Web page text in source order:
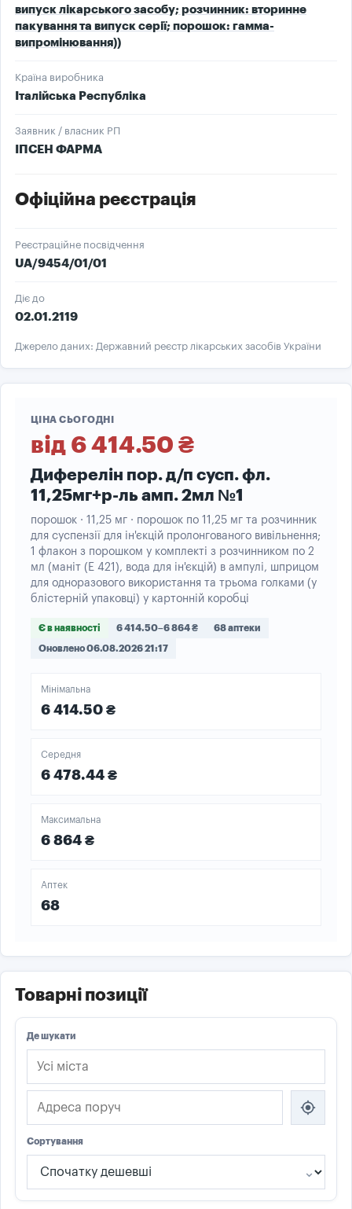
випуск лікарського засобу; розчинник: вторинне
пакування та випуск серії; порошок: гамма-
випромінювання))
Країна виробника
Італійська Республіка
Заявник / власник РП
ІПСЕН ФАРМА
Офіційна реєстрація
Реєстраційне посвідчення
UA/9454/01/01
Діє до
02.01.2119
Джерело даних: Державний реєстр лікарських засобів України
ЦІНА СЬОГОДНІ
від 6 414.50 ₴
Диферелін пор. д/п сусп. фл.
11,25мг+р-ль амп. 2мл №1
порошок · 11,25 мг · порошок по 11,25 мг та розчинник
для суспензії для ін'єкцій пролонгованого вивільнення;
1 флакон з порошком у комплекті з розчинником по 2
мл (маніт (Е 421), вода для ін'єкцій) в ампулі, шприцом
для одноразового використання та трьома голками (у
блістерній упаковці) у картонній коробці
Є в наявності 6 414.50–6 864 ₴ 68 аптеки
Оновлено 06.08.2026 21:17
Мінімальна
6 414.50 ₴
Середня
6 478.44 ₴
Максимальна
6 864 ₴
Аптек
68
Товарні позиції
Де шукати
Сортування
my_location